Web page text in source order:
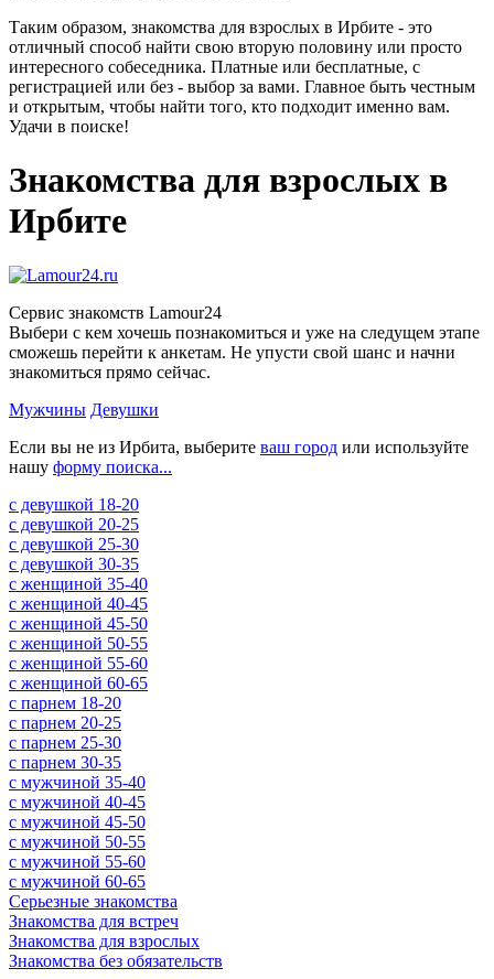
Таким образом, знакомства для взрослых в Ирбите - это
отличный способ найти свою вторую половину или просто
интересного собеседника. Платные или бесплатные, с
регистрацией или без - выбор за вами. Главное быть честным
и открытым, чтобы найти того, кто подходит именно вам.
Удачи в поиске!
Знакомства для взрослых в
Ирбите
Сервис знакомств Lamour24
Выбери с кем хочешь познакомиться и уже на следущем этапе
сможешь перейти к анкетам. Не упусти свой шанс и начни
знакомиться прямо сейчас.
Мужчины Девушки
Если вы не из Ирбита, выберите ваш город или используйте
нашу форму поиска...
c девушкой 18-20
c девушкой 20-25
c девушкой 25-30
c девушкой 30-35
c женщиной 35-40
c женщиной 40-45
c женщиной 45-50
c женщиной 50-55
c женщиной 55-60
c женщиной 60-65
c парнем 18-20
c парнем 20-25
c парнем 25-30
c парнем 30-35
c мужчиной 35-40
c мужчиной 40-45
c мужчиной 45-50
c мужчиной 50-55
c мужчиной 55-60
c мужчиной 60-65
Серьезные знакомства
Знакомства для встреч
Знакомства для взрослых
Знакомства без обязательств